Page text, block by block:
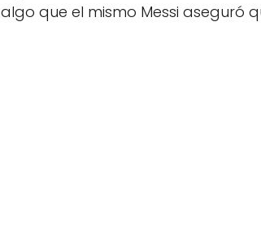
algo que el mismo Messi aseguró